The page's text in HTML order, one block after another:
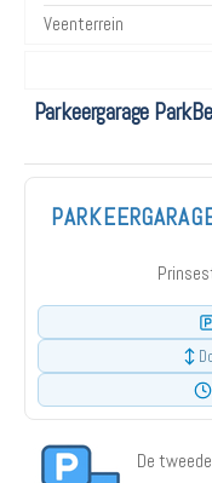
Veenterrein
Parkeergarage
De